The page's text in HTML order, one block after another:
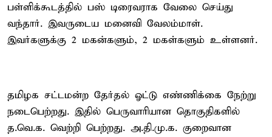
பள்ளிக்கூடத்தில் பஸ் டிரைவராக வேலை செய்து
வந்தார். இவருடைய மனைவி வேலம்மாள்.
இவர்களுக்கு 2 மகன்களும், 2 மகள்களும் உள்ளனர்.
தமிழக சட்டமன்ற தேர்தல் ஓட்டு எண்ணிக்கை நேற்று
நடைபெற்றது. இதில் பெருவாரியான தொகுதிகளில்
த.வெ.க. வெற்றி பெற்றது. அ.தி.மு.க. குறைவான